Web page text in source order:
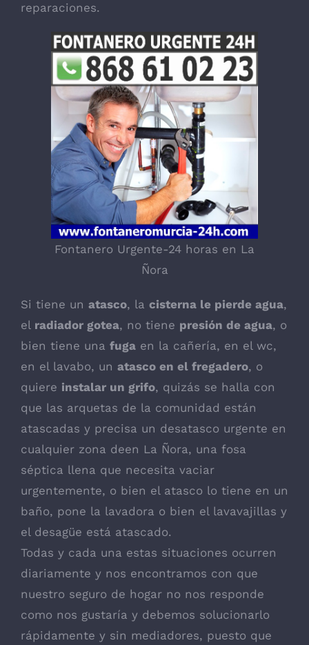
reparaciones.
Fontanero Urgente-24 horas en La
Ñora
Si tiene un atasco, la cisterna le pierde agua,
el radiador gotea, no tiene presión de agua, o
bien tiene una fuga en la cañería, en el wc,
en el lavabo, un atasco en el fregadero, o
quiere instalar un grifo, quizás se halla con
que las arquetas de la comunidad están
atascadas y precisa un desatasco urgente en
cualquier zona deen La Ñora, una fosa
séptica llena que necesita vaciar
urgentemente, o bien el atasco lo tiene en un
baño, pone la lavadora o bien el lavavajillas y
el desagüe está atascado.
Todas y cada una estas situaciones ocurren
diariamente y nos encontramos con que
nuestro seguro de hogar no nos responde
como nos gustaría y debemos solucionarlo
rápidamente y sin mediadores, puesto que